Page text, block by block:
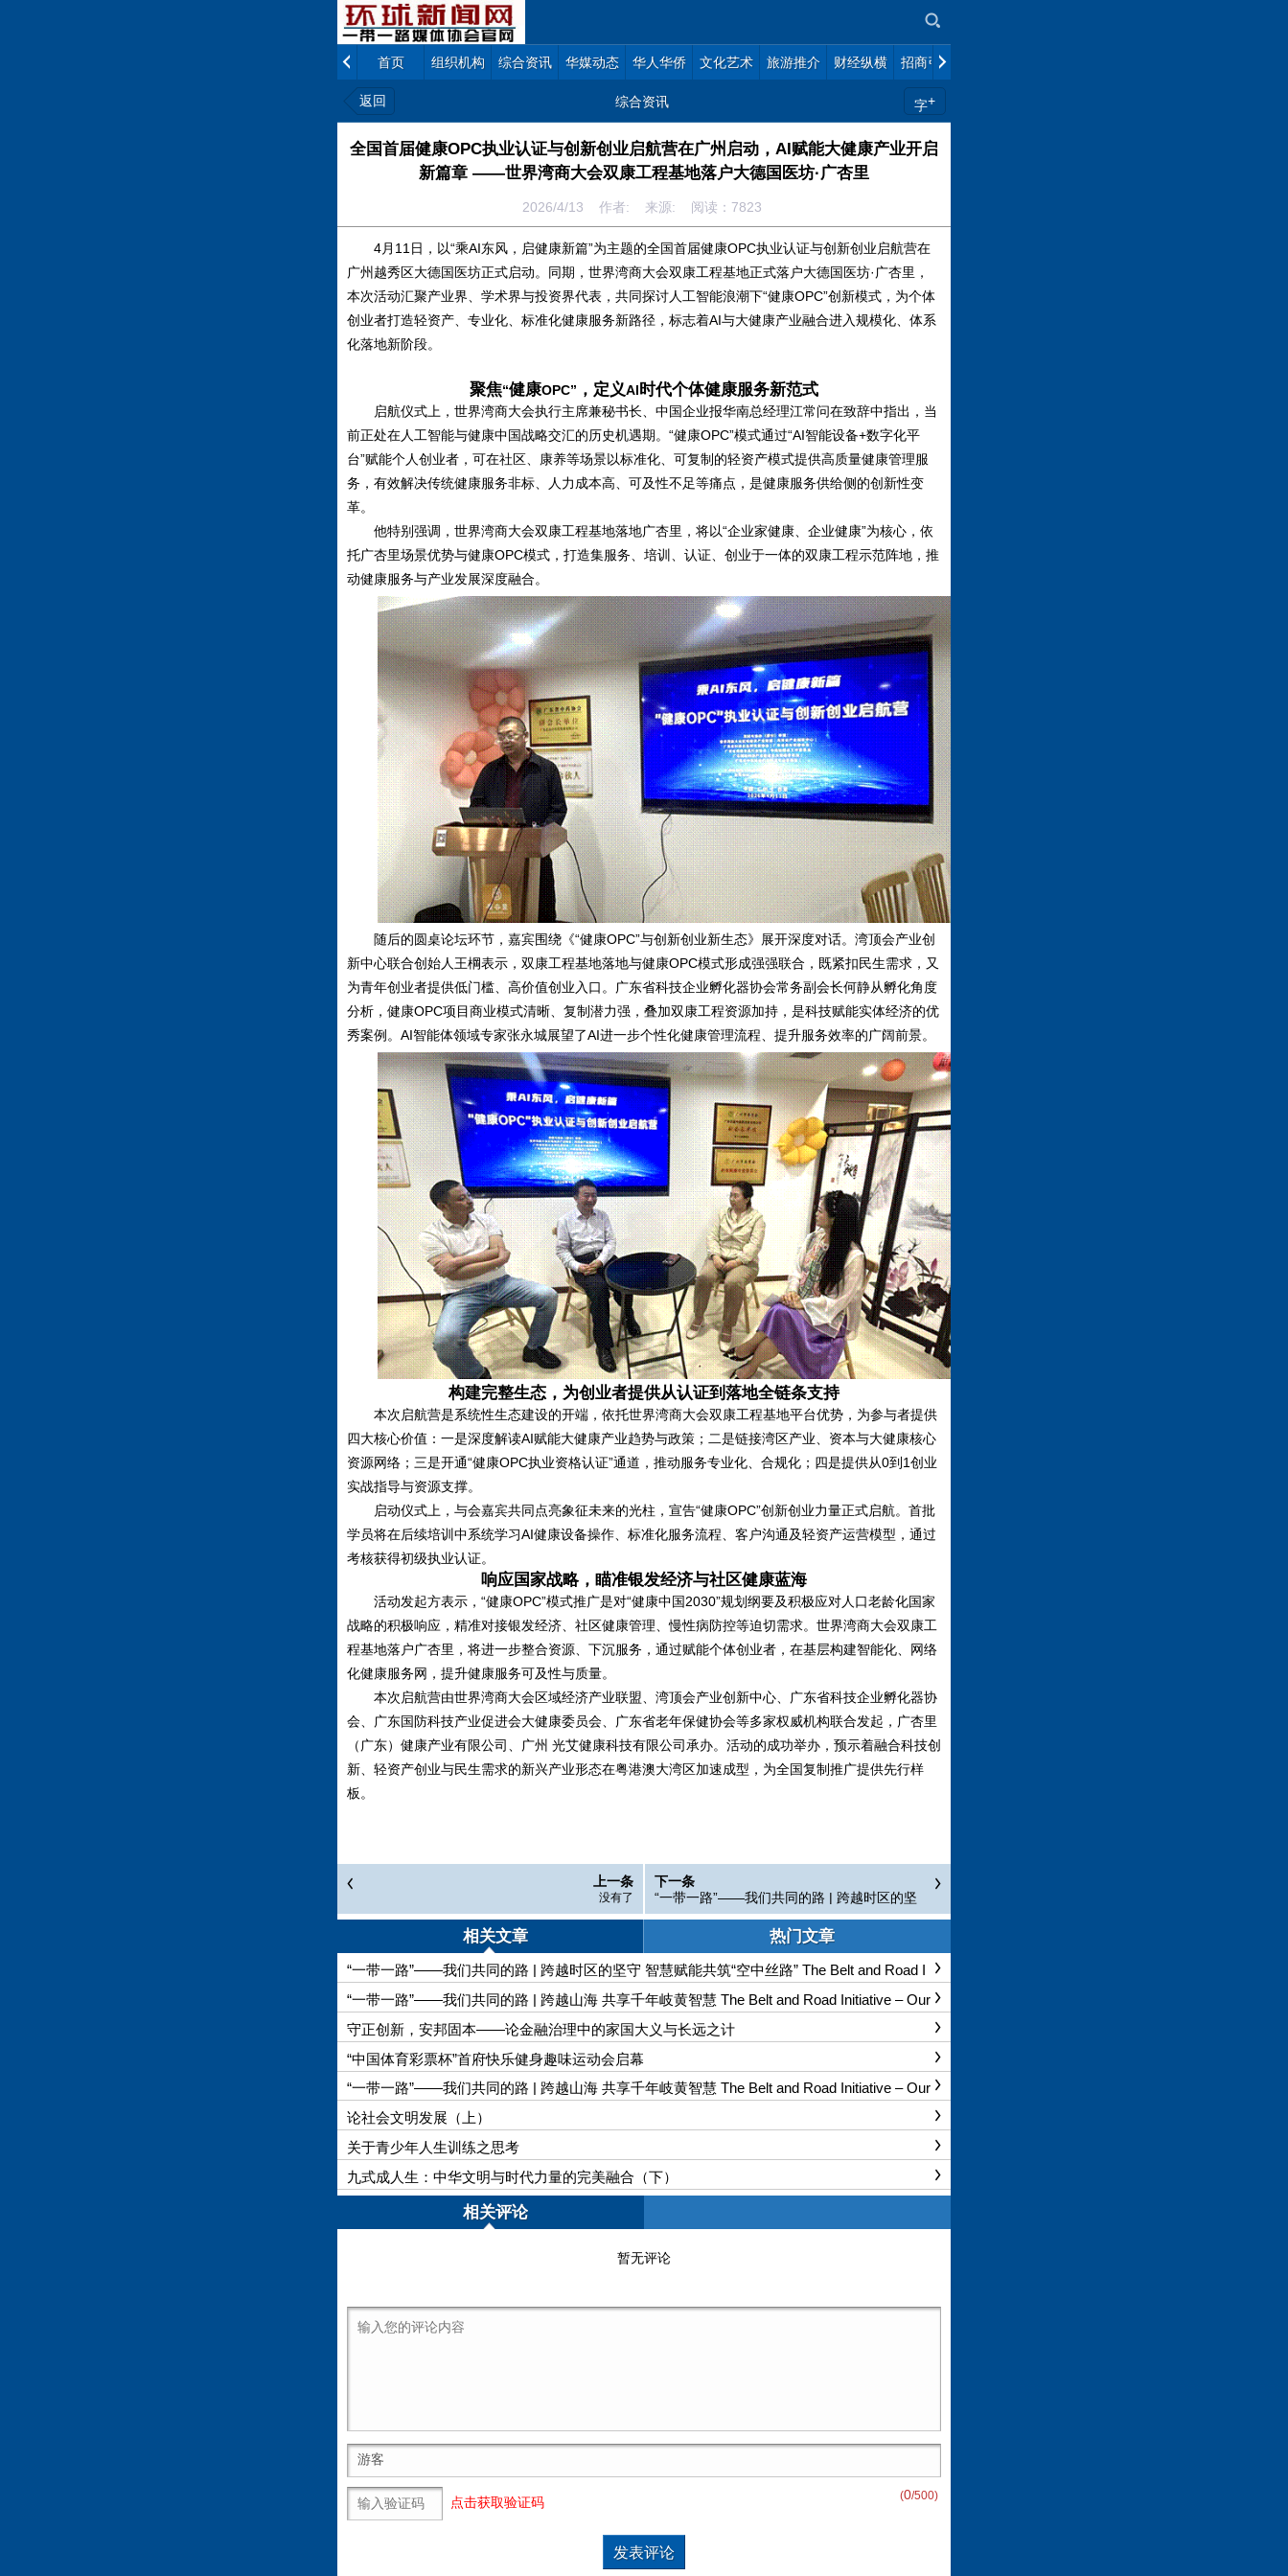
首页 组织机构 综合资讯 华媒动态 华人华侨 文化艺术 旅游推介 财经纵横 招商引智
返回 综合资讯 字+
全国首届健康OPC执业认证与创新创业启航营在广州启动，AI赋能大健康产业开启
新篇章 ——世界湾商大会双康工程基地落户大德国医坊·广杏里
2026/4/13 作者: 来源: 阅读： 7823
4月 11 日，以“乘AI东风，启健康新篇”为主题的全国首届健康OPC执业认证与创新创业启航营在
广州越秀区大德国医坊正式启动。同期，世界湾商大会双康工程基地正式落户大德国医坊·广杏里，
本次活动汇聚产业界、学术界与投资界代表，共同探讨人工智能浪潮下“健康OPC”创新模式，为个体
创业者打造轻资产、专业化、标准化健康服务新路径，标志着AI与大健康产业融合进入规模化、体系
化落地新阶段。
聚焦“健康OPC” ，定义AI时代个体健康服务新范式
启航仪式上，世界湾商大会执行主席兼秘书长、中国企业报华南总经理江常问在致辞中指出，当
前正处在人工智能与健康中国战略交汇的历史机遇期。 “健康OPC”模式通过“AI智能设备+数字化平
台”赋能个人创业者，可在社区、康养等场景以标准化、可复制的轻资产模式提供高质量健康管理服
务，有效解决传统健康服务非标、人力成本高、可及性不足等痛点，是健康服务供给侧的创新性变
革。
他特别强调，世界湾商大会双康工程基地落地广杏里，将以“企业家健康、企业健康”为核心，依
托广杏里场景优势与健康OPC模式，打造集服务、培训、认证、创业于一体的双康工程示范阵地，推
动健康服务与产业发展深度融合。
随后的圆桌论坛环节，嘉宾围绕《“健康OPC”与创新创业新生态》展开深度对话。湾顶会产业创
新中心联合创始人王棡表示，双康工程基地落地与健康OPC模式形成强强联合，既紧扣民生需求，又
为青年创业者提供低门槛、高价值创业入口。广东省科技企业孵化器协会常务副会长何静从孵化角度
分析，健康OPC项目商业模式清晰、复制潜力强，叠加双康工程资源加持，是科技赋能实体经济的优
秀案例。 AI智能体领域专家张永城展望了AI进一步个性化健康管理流程、提升服务效率的广阔前景。
构建完整生态，为创业者提供从认证到落地全链条支持
本次启航营是系统性生态建设的开端，依托世界湾商大会双康工程基地平台优势，为参与者提供
四大核心价值：一是深度解读AI赋能大健康产业趋势与政策；二是链接湾区产业、资本与大健康核心
资源网络；三是开通“健康OPC执业资格认证”通道，推动服务专业化、合规化；四是提供从0到 1创业
实战指导与资源支撑。
启动仪式上，与会嘉宾共同点亮象征未来的光柱，宣告“健康OPC”创新创业力量正式启航。首批
学员将在后续培训中系统学习AI健康设备操作、标准化服务流程、客户沟通及轻资产运营模型，通过
考核获得初级执业认证。
响应国家战略，瞄准银发经济与社区健康蓝海
活动发起方表示， “健康OPC”模式推广是对“健康中国2030”规划纲要及积极应对人口老龄化国家
战略的积极响应，精准对接银发经济、社区健康管理、慢性病防控等迫切需求。世界湾商大会双康工
程基地落户广杏里，将进一步整合资源、下沉服务，通过赋能个体创业者，在基层构建智能化、网络
化健康服务网，提升健康服务可及性与质量。
本次启航营由世界湾商大会区域经济产业联盟、湾顶会产业创新中心、广东省科技企业孵化器协
会、广东国防科技产业促进会大健康委员会、广东省老年保健协会等多家权威机构联合发起，广杏里
（广东）健康产业有限公司、广州 光艾健康科技有限公司承办。活动的成功举办，预示着融合科技创
新、轻资产创业与民生需求的新兴产业形态在粤港澳大湾区加速成型，为全国复制推广提供先行样
板。
上一条
没有了
下一条
“一带一路”——我们共同的路 | 跨越时区的坚
守 智慧赋能共筑“空中丝路” The Belt and Roa
d Initiative – Our Shared Path | Smart Techn
ology Empowers Cooperation, "Air Silk Road"
Connects Times Zones
相关文章 热门文章
“一带一路”——我们共同的路 | 跨越时区的坚守 智慧赋能共筑“空中丝路” The Belt and Road I
nitiative – Our Shared Path | Smart Technology Empowers Cooperation, "Air Silk Road" Conn
ects Times Zones
“一带一路”——我们共同的路 | 跨越山海 共享千年岐黄智慧 The Belt and Road Initiative – Our
Shared Path | Transcending Mountains and Seas, Sharing Millennia-old Qi-Huang Wisdom of
TCM
守正创新，安邦固本——论金融治理中的家国大义与长远之计
“中国体育彩票杯”首府快乐健身趣味运动会启幕
“一带一路”——我们共同的路 | 跨越山海 共享千年岐黄智慧 The Belt and Road Initiative – Our
Shared Path | Transcending Mountains and Seas, Sharing Millennia-old Qi-Huang Wisdom of
TCM
论社会文明发展（上）
关于青少年人生训练之思考
九式成人生：中华文明与时代力量的完美融合（下）
相关评论
暂无评论
(0/500)
点击获取验证码